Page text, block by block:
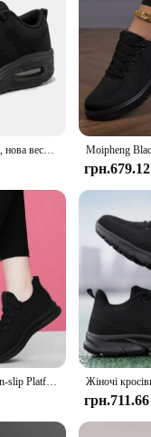
Взуття для жінок 2022, нова весняна мода, однотонне повсякденне взуття, чорні кросівки, шнурівка, кругла голова, взуття на платформі Zapatos Mujer
грн.679.12
Women's Breathable Non-slip Platform Fashion 2022 Autumn New Casual Shoes Korean Running Shoes Black Sneakers Shoes for Women
грн.711.66